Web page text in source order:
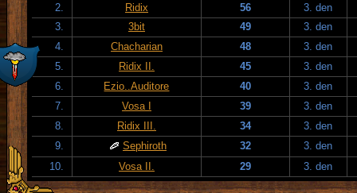
2.
Ridix 56
3. den
3.
3bit 49
3. den
4.
Chacharian 48
3. den
5.
Ridix II. 45
3. den
6.
Ezio..Auditore 40
3. den
7.
Vosa I 39
3. den
8.
Ridix III. 34
3. den
9.
Sephiroth 32
3. den
10.
Vosa II. 29 3. den